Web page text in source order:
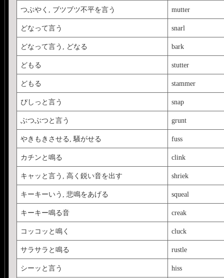
から学ぶ「say + ○○」
石を読むためにはどの
た。
http://www.iknow.co.jp/
つぶやく, ブツブツ不平を言う mutter
どなって言う snarl
どなって言う, どなる bark
どもる stutter
どもる stammer
ぴしっと言う snap
ぶつぶつと言う grunt
やきもきさせる, 騒がせる fuss
カチンと鳴る clink
キャッと言う, 高く鋭い音を出す shriek
キーキーいう, 悲鳴をあげる squeal
キーキー鳴る音 creak
コッコッと鳴く cluck
サラサラと鳴る rustle
シーッと言う hiss